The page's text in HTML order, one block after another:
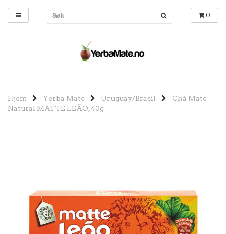
0
Hjem Yerba Mate Uruguay/Brasil
Chá Mate
Natural MATTE LEÃO, 40g